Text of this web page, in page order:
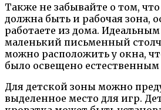
Также не забывайте о том,
должна быть и рабочая зона,
работаете из дома.
маленький письменный
можно расположить у окна,
было освещено естественным
Для детской зоны можно
выделенное место для игр.